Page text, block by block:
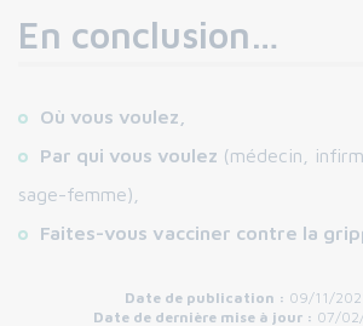
En conclusion…
Où vous voulez,
Par qui vous voulez (médecin,
sage-femme),
Faites-vous vacciner contre la
Date de publication : 09/11/
Date de dernière mise à jour : 07/